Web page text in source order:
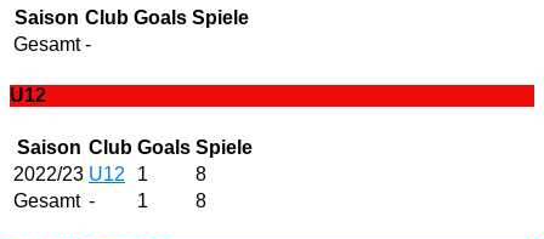
Saison Club Goals Spiele
Gesamt -
U12
Saison Club Goals Spiele
2022/23 U12 1
8
Gesamt - 1 8